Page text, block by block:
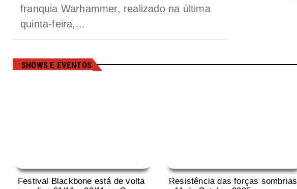
franquia Warhammer, realizado na última
quinta-feira,...
SHOWS E EVENTOS
Festival Blackbone está de volta
Resistência das forças sombrias